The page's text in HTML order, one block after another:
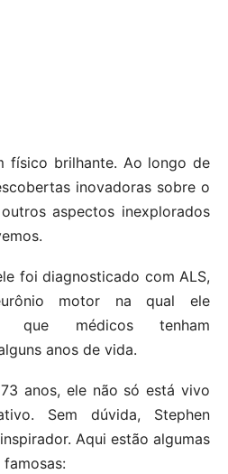
físico brilhante. Ao longo de
inovadoras sobre o
aspectos inexplorados
foi diagnosticado com ALS,
motor na qual ele
que médicos tenham
anos de vida.
anos, ele não só está vivo
Sem dúvida, Stephen
Aqui estão algumas